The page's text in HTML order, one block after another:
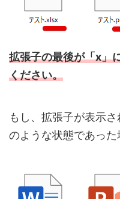
拡張子の最後が「x」
ください。
もし、拡張子が表示
のような状態であった